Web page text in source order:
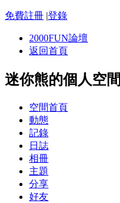
免費註冊 |登錄
2000FUN論壇
返回首頁
迷你熊的個人空間
空間首頁
動態
記錄
日誌
相冊
主題
分享
好友